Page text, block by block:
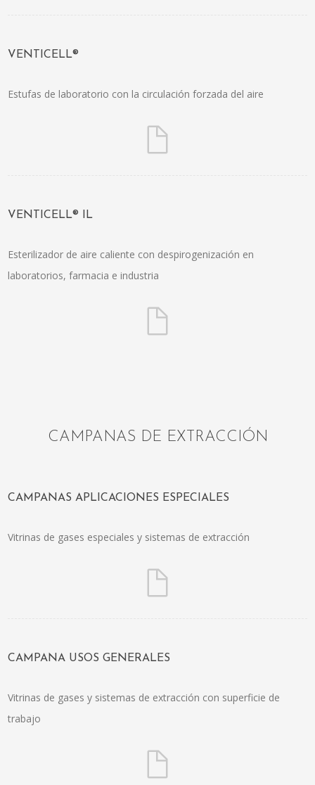
VENTICELL®
Estufas de laboratorio con la circulación forzada del aire
VENTICELL® IL
Esterilizador de aire caliente con despirogenización en
laboratorios, farmacia e industria
CAMPANAS DE EXTRACCIÓN
CAMPANAS APLICACIONES ESPECIALES
Vitrinas de gases especiales y sistemas de extracción
CAMPANA USOS GENERALES
Vitrinas de gases y sistemas de extracción con superficie de
trabajo